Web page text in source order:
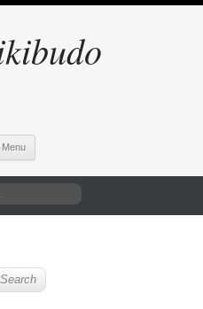
Menu